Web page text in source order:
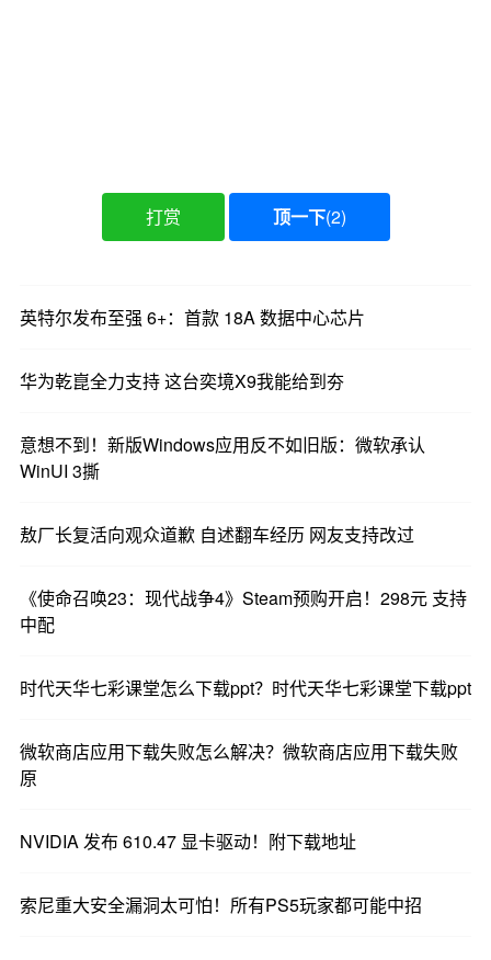
打赏 顶一下(2)
英特尔发布至强 6+：首款 18A 数据中心芯片
华为乾崑全力支持 这台奕境X9我能给到夯
意想不到！新版Windows应用反不如旧版：微软承认
WinUI 3撕
敖厂长复活向观众道歉 自述翻车经历 网友支持改过
《使命召唤23：现代战争4》Steam预购开启！298元 支持
中配
时代天华七彩课堂怎么下载ppt？时代天华七彩课堂下载ppt
微软商店应用下载失败怎么解决？微软商店应用下载失败
原
NVIDIA 发布 610.47 显卡驱动！附下载地址
索尼重大安全漏洞太可怕！所有PS5玩家都可能中招